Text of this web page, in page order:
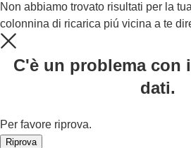
Non abbiamo trovato risultati per la
colonnina di ricarica piú vicina a te
C'è un problema con
dati.
Per favore riprova.
Riprova